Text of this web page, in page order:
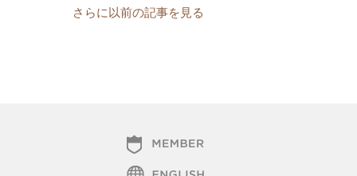
さらに以前の記事を見る